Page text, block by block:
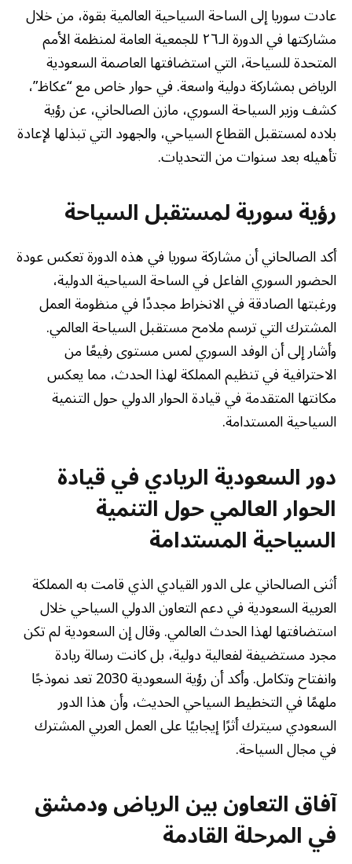
عادت سوريا إلى الساحة السياحية العالمية بقوة، من خلال
مشاركتها في الدورة الـ٢٦ للجمعية العامة لمنظمة الأمم
المتحدة للسياحة، التي استضافتها العاصمة السعودية
الرياض بمشاركة دولية واسعة. في حوار خاص مع “عكاظ”،
كشف وزير السياحة السوري، مازن الصالحاني، عن رؤية
بلاده لمستقبل القطاع السياحي، والجهود التي تبذلها لإعادة
تأهيله بعد سنوات من التحديات.
رؤية سورية لمستقبل السياحة
أكد الصالحاني أن مشاركة سوريا في هذه الدورة تعكس عودة
الحضور السوري الفاعل في الساحة السياحية الدولية،
ورغبتها الصادقة في الانخراط مجددًا في منظومة العمل
المشترك التي ترسم ملامح مستقبل السياحة العالمي.
وأشار إلى أن الوفد السوري لمس مستوى رفيعًا من
الاحترافية في تنظيم المملكة لهذا الحدث، مما يعكس
مكانتها المتقدمة في قيادة الحوار الدولي حول التنمية
السياحية المستدامة.
دور السعودية الريادي في قيادة
الحوار العالمي حول التنمية
السياحية المستدامة
أثنى الصالحاني على الدور القيادي الذي قامت به المملكة
العربية السعودية في دعم التعاون الدولي السياحي خلال
استضافتها لهذا الحدث العالمي. وقال إن السعودية لم تكن
مجرد مستضيفة لفعالية دولية، بل كانت رسالة ريادة
وانفتاح وتكامل. وأكد أن رؤية السعودية 2030 تعد نموذجًا
ملهمًا في التخطيط السياحي الحديث، وأن هذا الدور
السعودي سيترك أثرًا إيجابيًا على العمل العربي المشترك
في مجال السياحة.
آفاق التعاون بين الرياض ودمشق
في المرحلة القادمة